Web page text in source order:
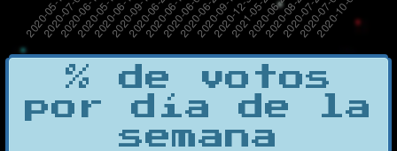
% de votos
por día de la
semana